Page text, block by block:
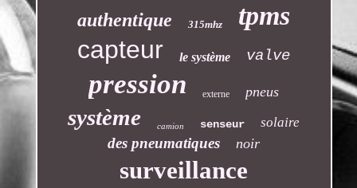
authentique 315mhz tpms
capteur le système valve
pression externe pneus
système camion senseur solaire
des pneumatiques noir
surveillance